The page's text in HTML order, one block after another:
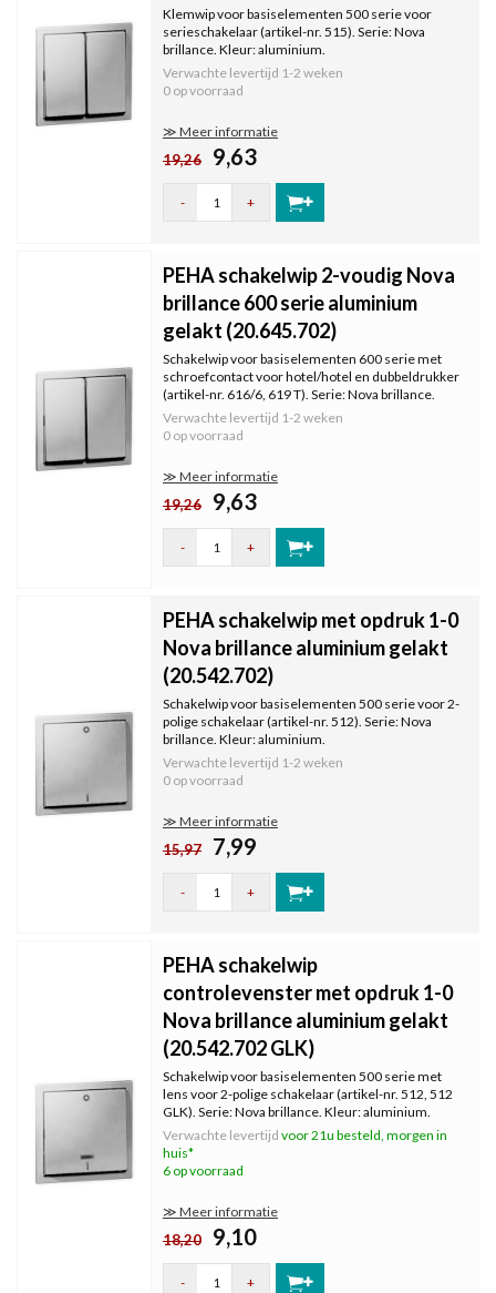
Klemwip voor basiselementen 500 serie voor
serieschakelaar (artikel-nr. 515). Serie: Nova
brillance. Kleur: aluminium.
Verwachte levertijd 1-2 weken
0 op voorraad
≫ Meer informatie
19,26 9,63
- +
PEHA schakelwip 2-voudig Nova
brillance 600 serie aluminium
gelakt (20.645.702)
Schakelwip voor basiselementen 600 serie met
schroefcontact voor hotel/hotel en dubbeldrukker
(artikel-nr. 616/6, 619 T). Serie: Nova brillance.
Kleur: aluminium.
Verwachte levertijd 1-2 weken
0 op voorraad
≫ Meer informatie
19,26 9,63
- +
PEHA schakelwip met opdruk 1-0
Nova brillance aluminium gelakt
(20.542.702)
Schakelwip voor basiselementen 500 serie voor 2-
polige schakelaar (artikel-nr. 512). Serie: Nova
brillance. Kleur: aluminium.
Verwachte levertijd 1-2 weken
0 op voorraad
≫ Meer informatie
15,97 7,99
- +
PEHA schakelwip
controlevenster met opdruk 1-0
Nova brillance aluminium gelakt
(20.542.702 GLK)
Schakelwip voor basiselementen 500 serie met
lens voor 2-polige schakelaar (artikel-nr. 512, 512
GLK). Serie: Nova brillance. Kleur: aluminium.
Verwachte levertijd voor 21u besteld, morgen in
huis*
6 op voorraad
≫ Meer informatie
18,20 9,10
- +